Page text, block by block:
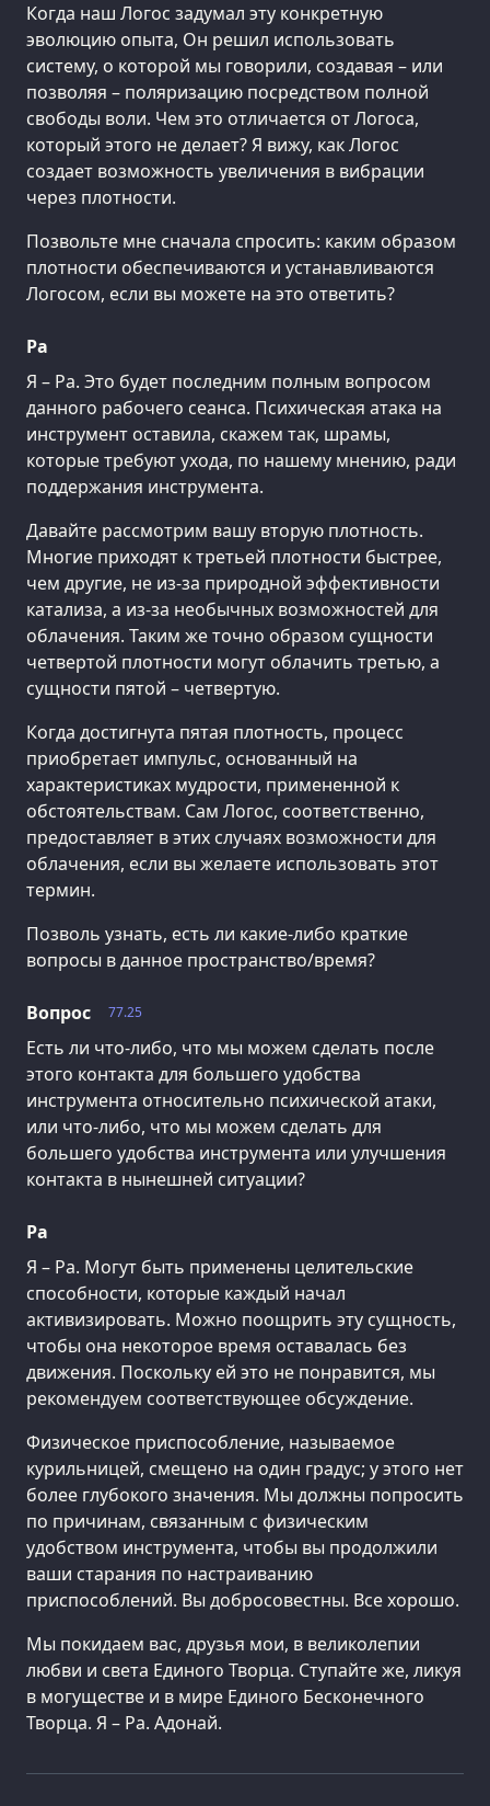
Когда наш Логос задумал эту конкретную
эволюцию опыта, Он решил использовать
систему, о которой мы говорили, создавая – или
позволяя – поляризацию посредством полной
свободы воли. Чем это отличается от Логоса,
который этого не делает? Я вижу, как Логос
создает возможность увеличения в вибрации
через плотности.
Позвольте мне сначала спросить: каким образом
плотности обеспечиваются и устанавливаются
Логосом, если вы можете на это ответить?
Ра
Я – Ра. Это будет последним полным вопросом
данного рабочего сеанса. Психическая атака на
инструмент оставила, скажем так, шрамы,
которые требуют ухода, по нашему мнению, ради
поддержания инструмента.
Давайте рассмотрим вашу вторую плотность.
Многие приходят к третьей плотности быстрее,
чем другие, не из-за природной эффективности
катализа, а из-за необычных возможностей для
облачения. Таким же точно образом сущности
четвертой плотности могут облачить третью, а
сущности пятой – четвертую.
Когда достигнута пятая плотность, процесс
приобретает импульс, основанный на
характеристиках мудрости, примененной к
обстоятельствам. Сам Логос, соответственно,
предоставляет в этих случаях возможности для
облачения, если вы желаете использовать этот
термин.
Позволь узнать, есть ли какие-либо краткие
вопросы в данное пространство/время?
77.25
Вопрос
Есть ли что-либо, что мы можем сделать после
этого контакта для большего удобства
инструмента относительно психической атаки,
или что-либо, что мы можем сделать для
большего удобства инструмента или улучшения
контакта в нынешней ситуации?
Ра
Я – Ра. Могут быть применены целительские
способности, которые каждый начал
активизировать. Можно поощрить эту сущность,
чтобы она некоторое время оставалась без
движения. Поскольку ей это не понравится, мы
рекомендуем соответствующее обсуждение.
Физическое приспособление, называемое
курильницей, смещено на один градус; у этого нет
более глубокого значения. Мы должны попросить
по причинам, связанным с физическим
удобством инструмента, чтобы вы продолжили
ваши старания по настраиванию
приспособлений. Вы добросовестны. Все хорошо.
Мы покидаем вас, друзья мои, в великолепии
любви и света Единого Творца. Ступайте же, ликуя
в могуществе и в мире Единого Бесконечного
Творца. Я – Ра. Адонай.